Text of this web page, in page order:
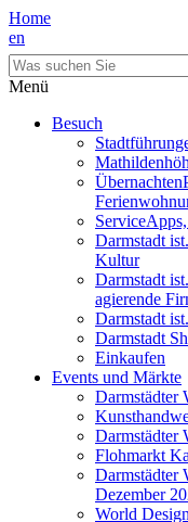
Home
en
Menü
Besuch
Übernachten
Service
Darmstadt
Kultur
Darmstadt
agierende
Darmstadt
Darmstadt
Einkaufen
Events und Märkte
Darmstädter
Darmstädter
Flohmarkt
Darmstädter
Dezember
World